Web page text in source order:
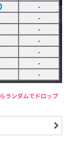
-
-
-
-
-
-
-
ランダムでドロップ